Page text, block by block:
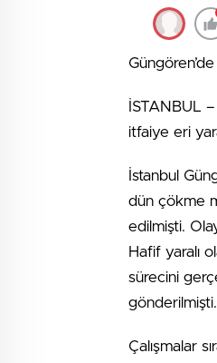
İSTANBUL
itfaiye eri
İstanbul
dün çökme
edilmişti.
Hafif yaralı
sürecini
gönderilmişti.
Çalışmalar